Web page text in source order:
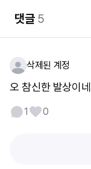
댓글5
삭제된 계정
오 참신한 발상이
1 0